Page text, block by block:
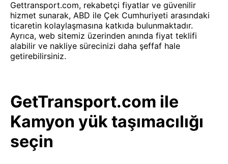
Gettransport.com, rekabetçi fiyatlar ve güvenilir
hizmet sunarak, ABD ile Çek Cumhuriyeti arasındaki
ticaretin kolaylaşmasına katkıda bulunmaktadır.
Ayrıca, web sitemiz üzerinden anında fiyat teklifi
alabilir ve nakliye sürecinizi daha şeffaf hale
getirebilirsiniz.
GetTransport.com ile
Kamyon yük taşımacılığı
seçin